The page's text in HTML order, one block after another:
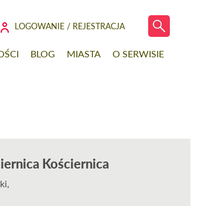
LOGOWANIE / REJESTRACJA
BLOG MIASTA O SERWISIE
Kościernica